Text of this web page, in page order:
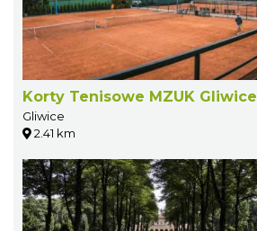
Korty Tenisowe MZUK Gliwice
Gliwice
2.41 km